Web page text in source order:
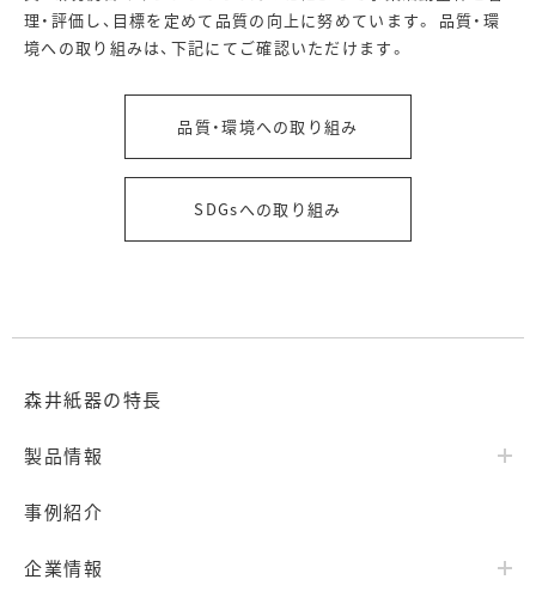
理・評価し、目標を定めて品質の向上に努めています。 品質・環
境への取り組みは、下記にてご確認いただけます。
品質・環境への取り組み
SDGsへの取り組み
森井紙器の特長
製品情報
事例紹介
企業情報